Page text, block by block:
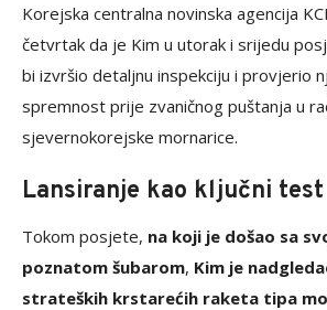
Korejska centralna novinska agencija
četvrtak da je Kim u utorak i srijedu
bi izvršio detaljnu inspekciju i provjerio
spremnost prije zvaničnog puštanja u
sjevernokorejske mornarice.
Lansiranje kao ključni test
Tokom posjete, na koji je došao sa
poznatom šubarom, Kim je
strateških krstarećih raketa tipa